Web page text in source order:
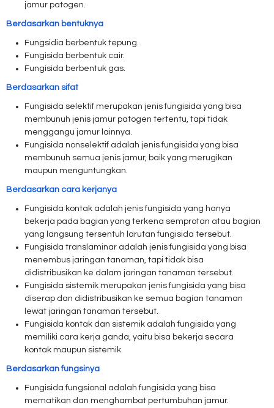
jamur patogen.
Berdasarkan bentuknya
Fungsidia berbentuk tepung.
Fungisida berbentuk cair.
Fungisida berbentuk gas.
Berdasarkan sifat
Fungisida selektif merupakan jenis fungisida yang bisa
membunuh jenis jamur patogen tertentu, tapi tidak
menggangu jamur lainnya.
Fungisida nonselektif adalah jenis fungisida yang bisa
membunuh semua jenis jamur, baik yang merugikan
maupun menguntungkan.
Berdasarkan cara kerjanya
Fungisida kontak adalah jenis fungisida yang hanya
bekerja pada bagian yang terkena semprotan atau bagian
yang langsung tersentuh larutan fungisida tersebut.
Fungisida translaminar adalah jenis fungisida yang bisa
menembus jaringan tanaman, tapi tidak bisa
didistribusikan ke dalam jaringan tanaman tersebut.
Fungisida sistemik merupakan jenis fungisida yang bisa
diserap dan didistribusikan ke semua bagian tanaman
lewat jaringan tanaman tersebut.
Fungisida kontak dan sistemik adalah fungisida yang
memiliki cara kerja ganda, yaitu bisa bekerja secara
kontak maupun sistemik.
Berdasarkan fungsinya
Fungisida fungsional adalah fungisida yang bisa
mematikan dan menghambat pertumbuhan jamur.